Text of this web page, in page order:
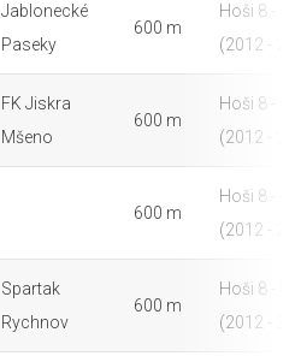
Jablonecké
Paseky
600 m
Hoši 8 - 9
(2012 -
FK Jiskra
Mšeno
600 m
Hoši 8 - 9
(2012 -
600 m
Hoši 8 - 9
(2012 -
Spartak
Rychnov
600 m
Hoši 8 - 9
(2012 -